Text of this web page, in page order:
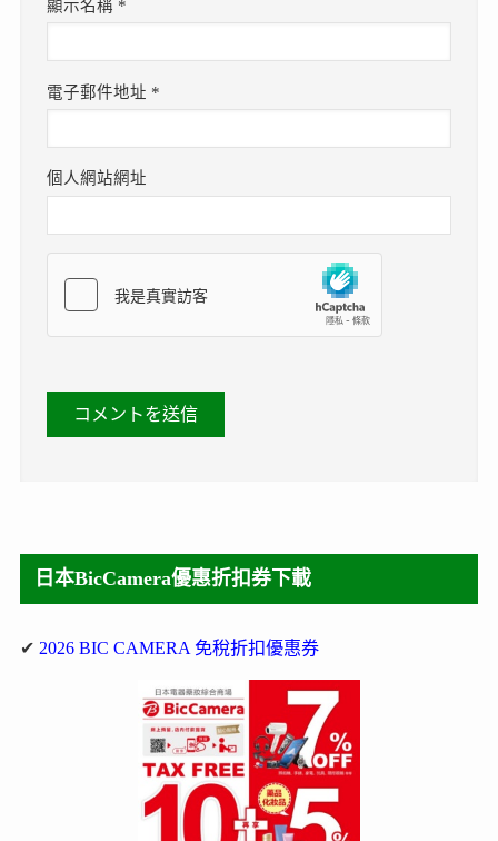
顯示名稱 *
電子郵件地址 *
個人網站網址
日本BicCamera優惠折扣券下載
✔ 2026 BIC CAMERA 免稅折扣優惠券